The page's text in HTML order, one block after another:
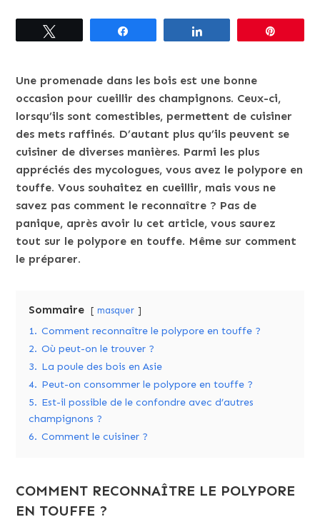
Une promenade dans les bois est une bonne
occasion pour cueillir des champignons. Ceux-ci,
lorsqu’ils sont comestibles, permettent de cuisiner
des mets raffinés. D’autant plus qu’ils peuvent se
cuisiner de diverses manières. Parmi les plus
appréciés des mycologues, vous avez le polypore en
touffe. Vous souhaitez en cueillir, mais vous ne
savez pas comment le reconnaître ? Pas de
panique, après avoir lu cet article, vous saurez
tout sur le polypore en touffe. Même sur comment
le préparer.
Sommaire masquer
1. Comment reconnaître le polypore en touffe ?
2. Où peut-on le trouver ?
3. La poule des bois en Asie
4. Peut-on consommer le polypore en touffe ?
5. Est-il possible de le confondre avec d’autres
champignons ?
6. Comment le cuisiner ?
COMMENT RECONNAÎTRE LE POLYPORE
EN TOUFFE ?